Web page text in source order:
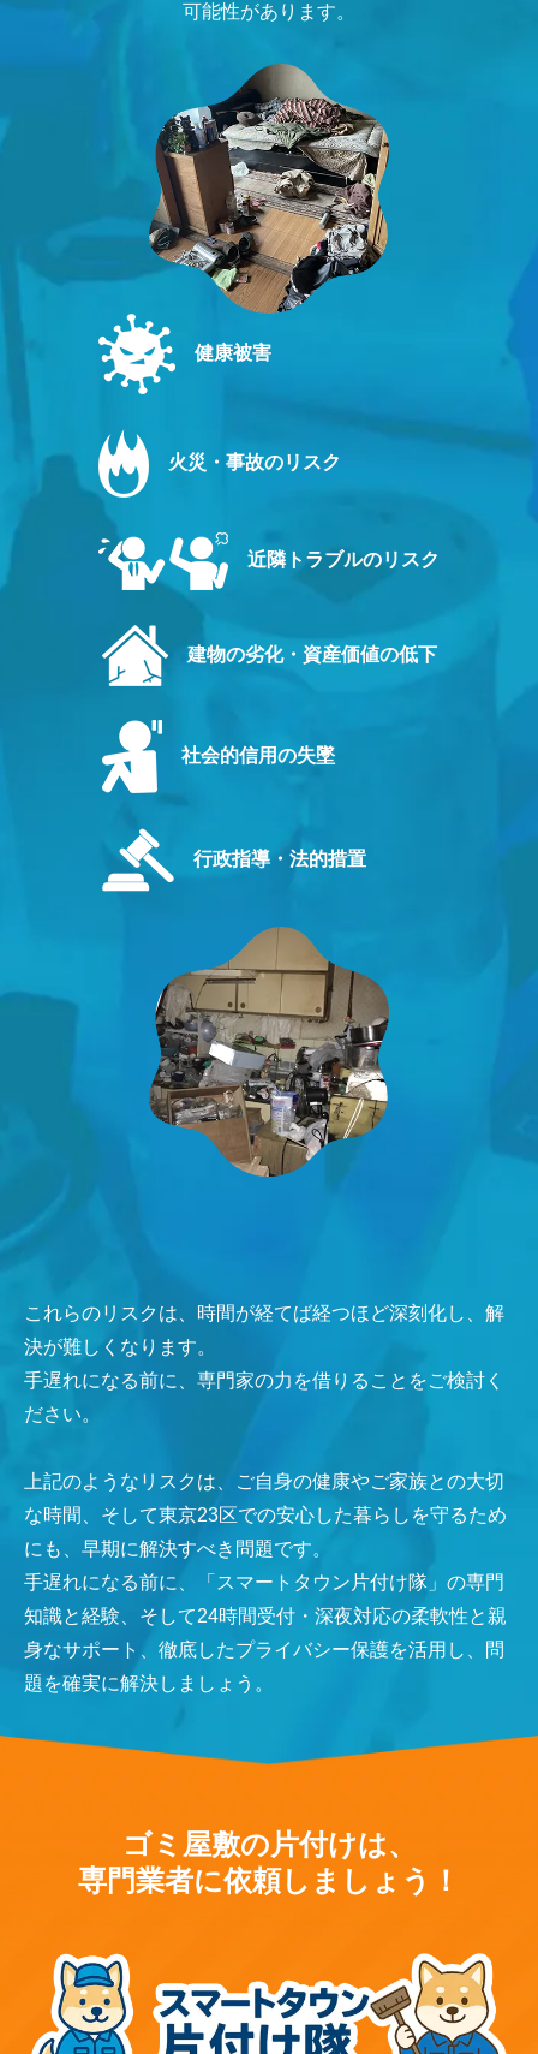
可能性があります。
健康被害
火災・事故のリスク
近隣トラブルのリスク
建物の劣化・資産価値の低下
社会的信用の失墜
行政指導・法的措置
これらのリスクは、時間が経てば経つほど深刻化し、解
決が難しくなります。
手遅れになる前に、専門家の力を借りることをご検討く
ださい。
上記のようなリスクは、ご自身の健康やご家族との大切
な時間、そして東京23区での安心した暮らしを守るため
にも、早期に解決すべき問題です。
手遅れになる前に、「スマートタウン片付け隊」の専門
知識と経験、そして24時間受付・深夜対応の柔軟性と親
身なサポート、徹底したプライバシー保護を活用し、問
題を確実に解決しましょう。
ゴミ屋敷の片付けは、
専門業者に依頼しましょう！